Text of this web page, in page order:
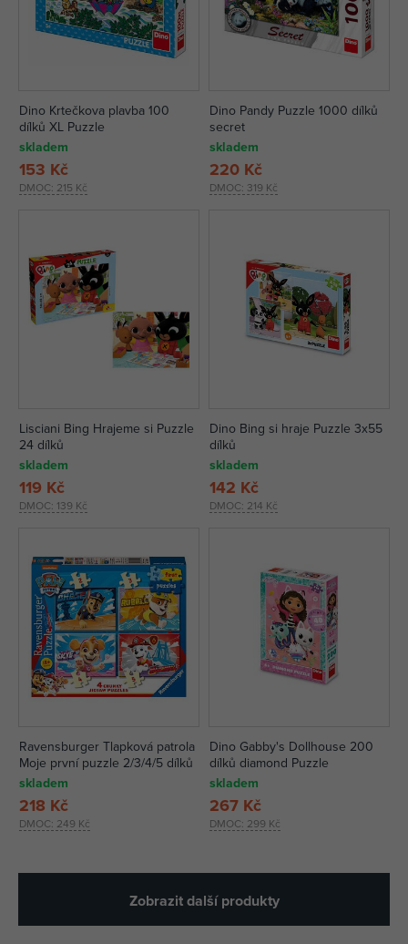
Dino Krtečkova plavba 100
dílků XL Puzzle
skladem
DMOC: 215 Kč
153 Kč
Dino Pandy Puzzle 1000 dílků
secret
skladem
DMOC: 319 Kč
220 Kč
Lisciani Bing Hrajeme si Puzzle
24 dílků
skladem
DMOC: 139 Kč
119 Kč
Dino Bing si hraje Puzzle 3x55
dílků
skladem
DMOC: 214 Kč
142 Kč
Ravensburger Tlapková patrola
Moje první puzzle 2/3/4/5 dílků
skladem
DMOC: 249 Kč
218 Kč
Dino Gabby's Dollhouse 200
dílků diamond Puzzle
skladem
DMOC: 299 Kč
267 Kč
Zobrazit další produkty